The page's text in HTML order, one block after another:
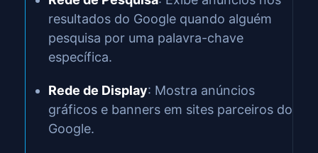
resultados do Google quando alguém
pesquisa por uma palavra-chave
específica.
Rede de Display: Mostra anúncios
gráficos e banners em sites parceiros do
Google.